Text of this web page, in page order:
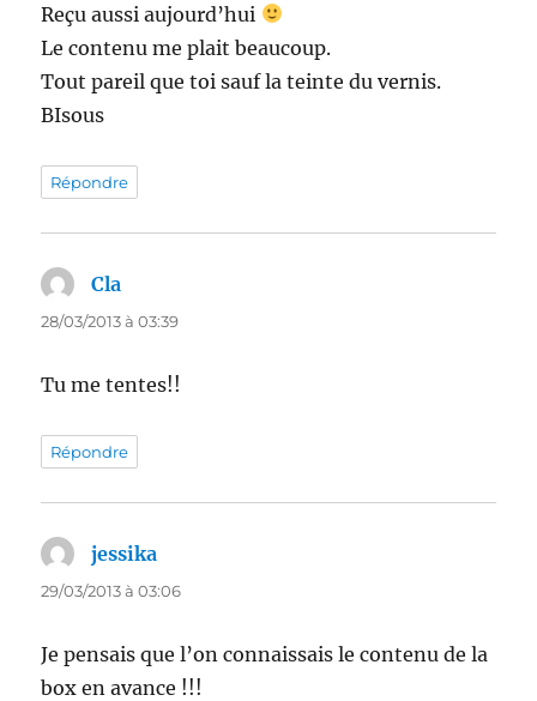
Reçu aussi aujourd’hui
Le contenu me plait beaucoup.
Tout pareil que toi sauf la teinte du vernis.
BIsous
Répondre
Cla
28/03/2013 à 03:39
Tu me tentes!!
Répondre
jessika
29/03/2013 à 03:06
Je pensais que l’on connaissais le contenu de la
box en avance !!!